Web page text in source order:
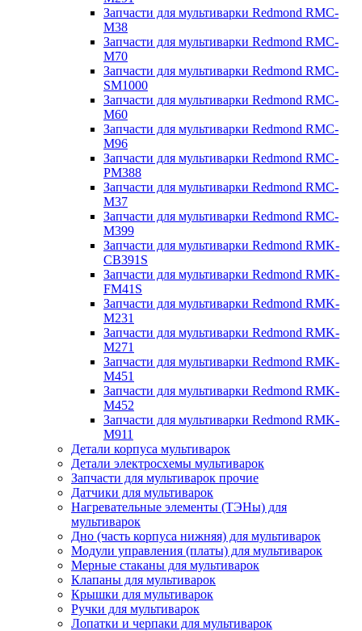
Запчасти для мультиварки Redmond RMC-
M38
Запчасти для мультиварки Redmond RMC-
M70
Запчасти для мультиварки Redmond RMC-
SM1000
Запчасти для мультиварки Redmond RMC-
M60
Запчасти для мультиварки Redmond RMC-
M96
Запчасти для мультиварки Redmond RMC-
PM388
Запчасти для мультиварки Redmond RMC-
M37
Запчасти для мультиварки Redmond RMC-
M399
Запчасти для мультиварки Redmond RMK-
CB391S
Запчасти для мультиварки Redmond RMK-
FM41S
Запчасти для мультиварки Redmond RMK-
M231
Запчасти для мультиварки Redmond RMK-
M271
Запчасти для мультиварки Redmond RMK-
M451
Запчасти для мультиварки Redmond RMK-
M452
Запчасти для мультиварки Redmond RMK-
M911
Детали корпуса мультиварок
Детали электросхемы мультиварок
Запчасти для мультиварок прочие
Датчики для мультиварок
Нагревательные элементы (ТЭНы) для
мультиварок
Дно (часть корпуса нижняя) для мультиварок
Модули управления (платы) для мультиварок
Мерные стаканы для мультиварок
Клапаны для мультиварок
Крышки для мультиварок
Ручки для мультиварок
Лопатки и черпаки для мультиварок